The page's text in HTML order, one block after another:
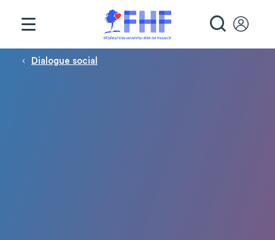
Fil d'Ariane
Dialogue social
Panneau de gestion des cookies